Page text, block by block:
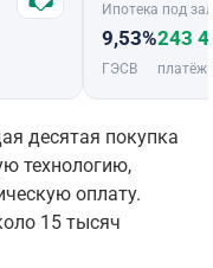
Ипотека под
9,53%
ГЭСВ
243
платёж
десятая покупка
технологию,
оплату.
15 тысяч